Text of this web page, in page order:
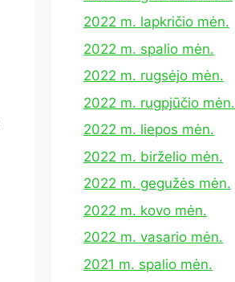
2022 m. lapkričio mėn.
2022 m. spalio mėn.
2022 m. rugsėjo mėn.
2022 m. rugpjūčio mėn.
2022 m. liepos mėn.
2022 m. birželio mėn.
2022 m. gegužės mėn.
2022 m. kovo mėn.
2022 m. vasario mėn.
2021 m. spalio mėn.